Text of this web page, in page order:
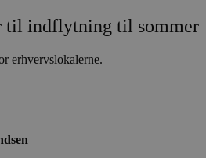
til indflytning til sommer
erhvervslokalerne.